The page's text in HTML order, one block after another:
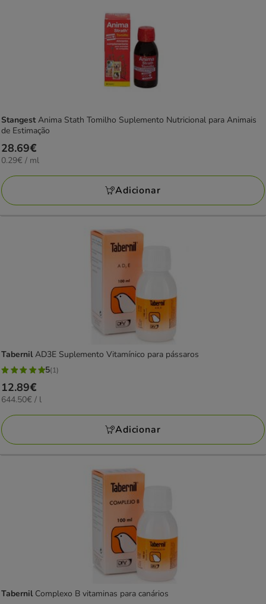
StangestAnima Stath Tomilho Suplemento Nutricional para Animais
de Estimação
Preço
28.69€
28.69€
0.29€
ml
0.29€ / ml
Adicionar
TabernilAD3E Suplemento Vitamínico para pássaros
5
estrelas
com
1
avaliações
5(1)
Preço
12.89€
12.89€
644.50€
L
644.50€ / l
Adicionar
Tabernil Complexo B vitaminas para canários